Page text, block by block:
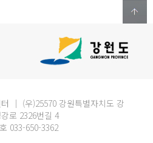
｜ (우)25570 강원특별자치도 강
로 2326번길 4
033-650-3362